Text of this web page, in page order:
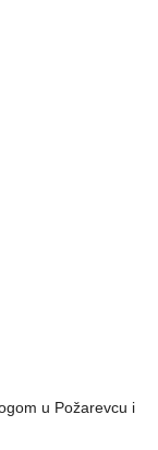
u Požarevcu i